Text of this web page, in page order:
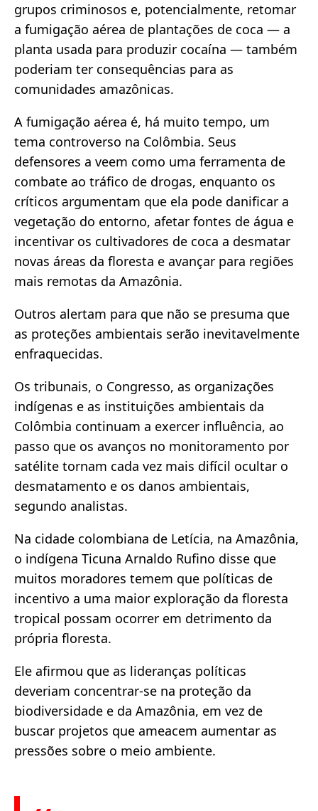
grupos criminosos e, potencialmente, retomar
a fumigação aérea de plantações de coca — a
planta usada para produzir cocaína — também
poderiam ter consequências para as
comunidades amazônicas.
A fumigação aérea é, há muito tempo, um
tema controverso na Colômbia. Seus
defensores a veem como uma ferramenta de
combate ao tráfico de drogas, enquanto os
críticos argumentam que ela pode danificar a
vegetação do entorno, afetar fontes de água e
incentivar os cultivadores de coca a desmatar
novas áreas da floresta e avançar para regiões
mais remotas da Amazônia.
Outros alertam para que não se presuma que
as proteções ambientais serão inevitavelmente
enfraquecidas.
Os tribunais, o Congresso, as organizações
indígenas e as instituições ambientais da
Colômbia continuam a exercer influência, ao
passo que os avanços no monitoramento por
satélite tornam cada vez mais difícil ocultar o
desmatamento e os danos ambientais,
segundo analistas.
Na cidade colombiana de Letícia, na Amazônia,
o indígena Ticuna Arnaldo Rufino disse que
muitos moradores temem que políticas de
incentivo a uma maior exploração da floresta
tropical possam ocorrer em detrimento da
própria floresta.
Ele afirmou que as lideranças políticas
deveriam concentrar-se na proteção da
biodiversidade e da Amazônia, em vez de
buscar projetos que ameacem aumentar as
pressões sobre o meio ambiente.